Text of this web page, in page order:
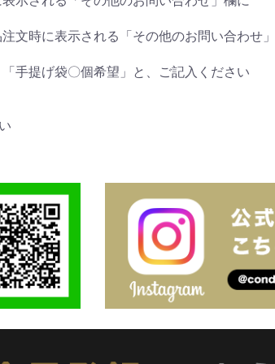
注文時に表示される「その他のお問い合わ
手提げ袋〇個希望」と、ご記入ください